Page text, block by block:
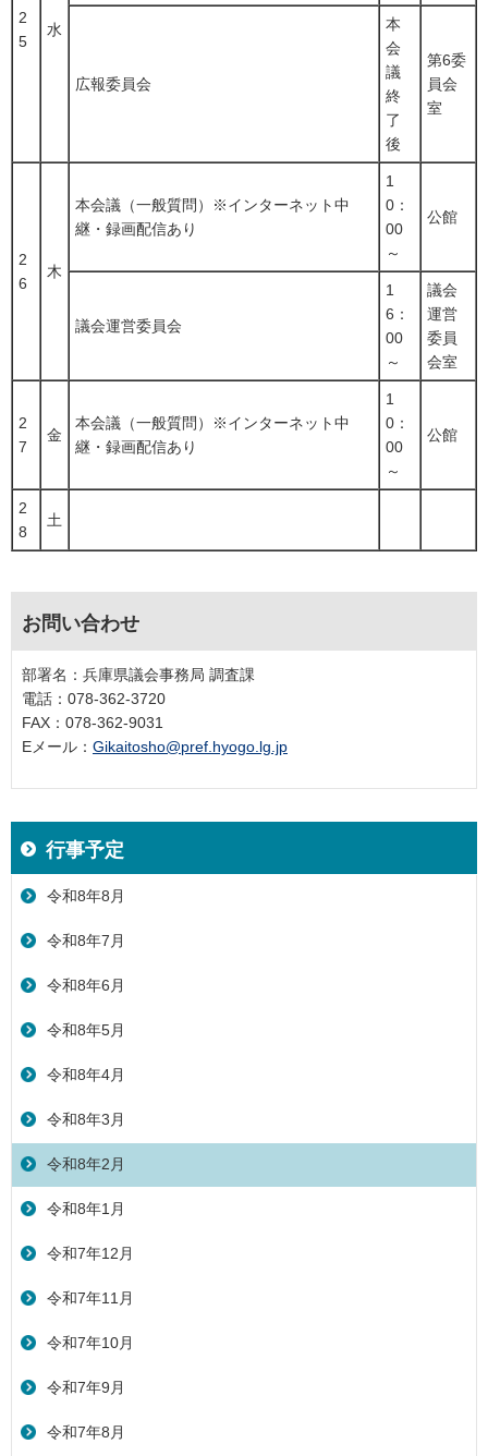
2
5
水
広報委員会
本
会
議
終
了
後
第6委
員会
室
2
6
木
本会議（一般質問）※インターネット中
継・録画配信あり
1
0：
00
～
公館
議会運営委員会
1
6：
00
～
議会
運営
委員
会室
2
7
金
本会議（一般質問）※インターネット中
継・録画配信あり
1
0：
00
～
公館
2
8
土
お問い合わせ
部署名：兵庫県議会事務局 調査課
電話：078-362-3720
FAX：078-362-9031
Eメール： Gikaitosho@pref.hyogo.lg.jp
行事予定
令和8年8月
令和8年7月
令和8年6月
令和8年5月
令和8年4月
令和8年3月
令和8年2月
令和8年1月
令和7年12月
令和7年11月
令和7年10月
令和7年9月
令和7年8月